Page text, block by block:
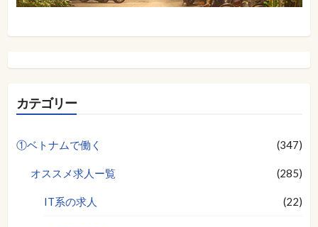
カテゴリー
①ベトナムで働く (347)
オススメ求人ー覧 (285)
IT系の求人 (22)